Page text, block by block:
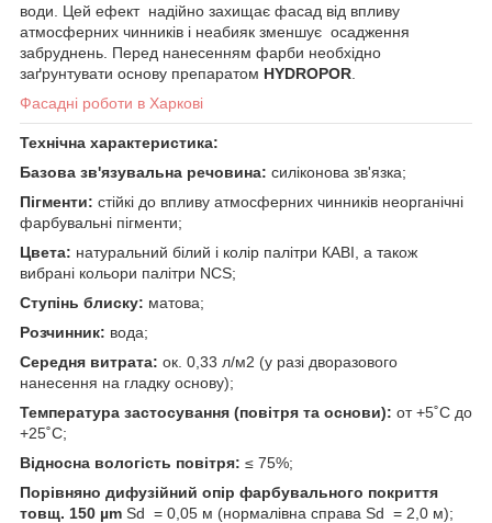
води. Цей ефект надійно захищає фасад від впливу
атмосферних чинників і неабияк зменшує осадження
забруднень. Перед нанесенням фарби необхідно
заґрунтувати основу препаратом HYDROPOR
Фасадні роботи в Харкові
Технічна характеристика:
Базова зв'язувальна речовина: силіконова зв'язка;
Пігменти: стійкі до впливу атмосферних чинників неорганічні
фарбувальні пігменти;
Цвета: натуральний білий і колір палітри КАВІ, а також
вибрані кольори палітри NCS;
Ступінь блиску: матова;
Розчинник: вода;
Середня витрата: ок. 0,33 л/м2 (у разі дворазового
нанесення на гладку основу);
Температура застосування (повітря та основи): от +5˚С до
+25˚С;
Відносна вологість повітря: ≤ 75%;
Порівняно дифузійний опір фарбувального покриття
товщ. 150 µm Sd = 0,05 м (нормалівна справа Sd = 2,0 м);